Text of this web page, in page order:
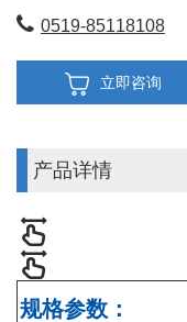
0519-85118108
立即咨询
产品详情
规格参数 ：